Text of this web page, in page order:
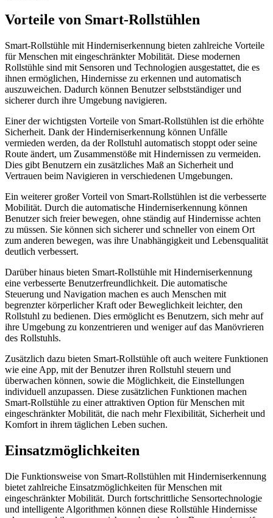
Vorteile von Smart-Rollstühlen
Smart-Rollstühle mit Hinderniserkennung bieten zahlreiche Vorteile
für Menschen mit eingeschränkter Mobilität. Diese modernen
Rollstühle sind mit Sensoren und Technologien ausgestattet, die es
ihnen ermöglichen, Hindernisse zu erkennen und automatisch
auszuweichen. Dadurch können Benutzer selbstständiger und
sicherer durch ihre Umgebung navigieren.
Einer der wichtigsten Vorteile von Smart-Rollstühlen ist die erhöhte
Sicherheit. Dank der Hinderniserkennung können Unfälle
vermieden werden, da der Rollstuhl automatisch stoppt oder seine
Route ändert, um Zusammenstöße mit Hindernissen zu vermeiden.
Dies gibt Benutzern ein zusätzliches Maß an Sicherheit und
Vertrauen beim Navigieren in verschiedenen Umgebungen.
Ein weiterer großer Vorteil von Smart-Rollstühlen ist die verbesserte
Mobilität. Durch die automatische Hinderniserkennung können
Benutzer sich freier bewegen, ohne ständig auf Hindernisse achten
zu müssen. Sie können sich sicherer und schneller von einem Ort
zum anderen bewegen, was ihre Unabhängigkeit und Lebensqualität
deutlich verbessert.
Darüber hinaus bieten Smart-Rollstühle mit Hinderniserkennung
eine verbesserte Benutzerfreundlichkeit. Die automatische
Steuerung und Navigation machen es auch Menschen mit
begrenzter körperlicher Kraft oder Beweglichkeit leichter, den
Rollstuhl zu bedienen. Dies ermöglicht es Benutzern, sich mehr auf
ihre Umgebung zu konzentrieren und weniger auf das Manövrieren
des Rollstuhls.
Zusätzlich dazu bieten Smart-Rollstühle oft auch weitere Funktionen
wie eine App, mit der Benutzer ihren Rollstuhl steuern und
überwachen können, sowie die Möglichkeit, die Einstellungen
individuell anzupassen. Diese zusätzlichen Funktionen machen
Smart-Rollstühle zu einer attraktiven Option für Menschen mit
eingeschränkter Mobilität, die nach mehr Flexibilität, Sicherheit und
Komfort in ihrem täglichen Leben suchen.
Einsatzmöglichkeiten
Die Funktionsweise von Smart-Rollstühlen mit Hinderniserkennung
bietet zahlreiche Einsatzmöglichkeiten für Menschen mit
eingeschränkter Mobilität. Durch fortschrittliche Sensortechnologie
und intelligente Algorithmen können diese Rollstühle Hindernisse